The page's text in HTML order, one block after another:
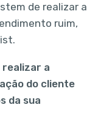
de realizar a
ruim,
a
do cliente
da sua